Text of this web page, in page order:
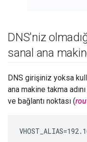
DNS'niz
sanal ana
DNS girişiniz yoksa
ana makine takma
ve bağlantı noktası (